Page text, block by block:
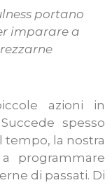
portano
imparare a
azioni in
spesso
tempo, la nostra
programmare
di passati. Di